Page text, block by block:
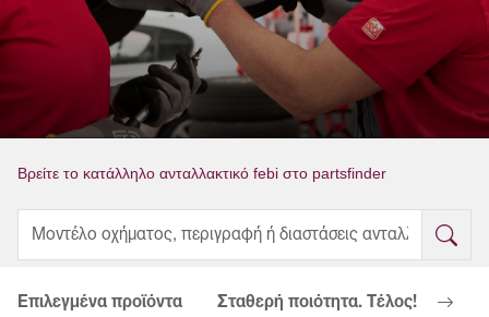
Βρείτε το κατάλληλο ανταλλακτικό febi στο partsfinder
Επιλεγμένα προϊόντα Σταθερή ποιότητα. Τέλος! Τα